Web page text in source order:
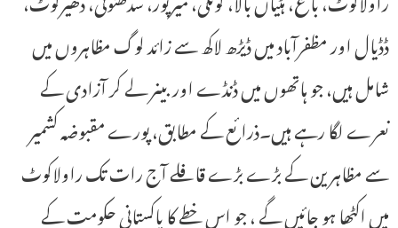
ڈڈیال اور مظفرآباد میں ڈیڑھ لاکھ سے زائد لوگ مظاہروں میں
شامل ہیں، جو ہاتھوں میں ڈنڈے اور بینر لے کر آزادی کے
نعرے لگا رہے ہیں۔ذرائع کے مطابق، پورے مقبوضہ کشمیر
سے مظاہرین کے بڑے بڑے قافلے آج رات تک راولاکوٹ
میں اکٹھا ہو جائیں گے ، جو اس خطے کا پاکستانی حکومت کے